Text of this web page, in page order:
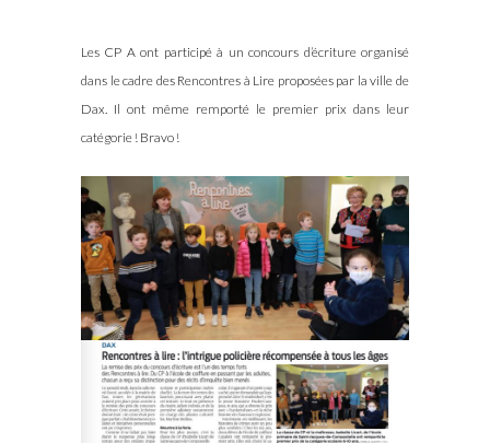
Les CP A ont participé à un concours d’écriture organisé
dans le cadre des Rencontres à Lire proposées par la ville de
Dax. Il ont même remporté le premier prix dans leur
catégorie ! Bravo !